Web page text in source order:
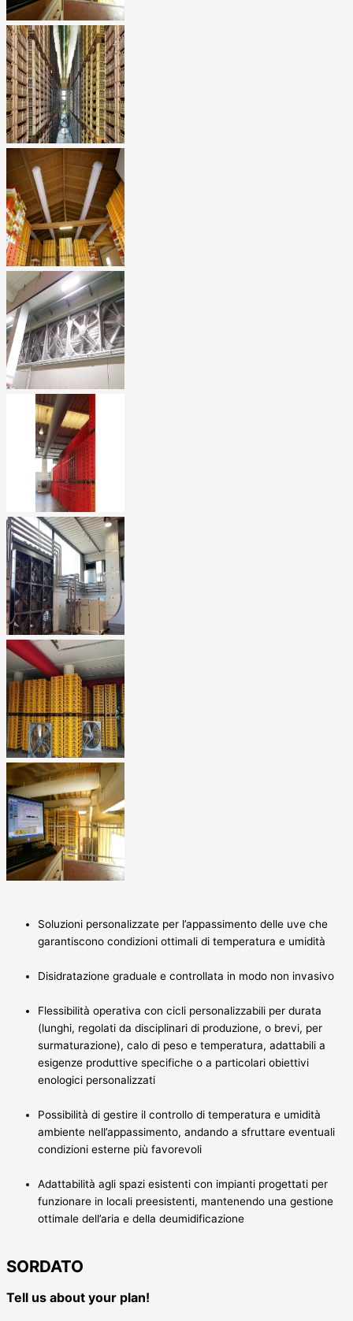
Soluzioni personalizzate per l’appassimento delle uve che
garantiscono condizioni ottimali di temperatura e umidità
Disidratazione graduale e controllata in modo non invasivo
Flessibilità operativa con cicli personalizzabili per durata
(lunghi, regolati da disciplinari di produzione, o brevi, per
surmaturazione), calo di peso e temperatura, adattabili a
esigenze produttive specifiche o a particolari obiettivi
enologici personalizzati
Possibilità di gestire il controllo di temperatura e umidità
ambiente nell’appassimento, andando a sfruttare eventuali
condizioni esterne più favorevoli
Adattabilità agli spazi esistenti con impianti progettati per
funzionare in locali preesistenti, mantenendo una gestione
ottimale dell’aria e della deumidificazione
SORDATO
Tell us about your plan!